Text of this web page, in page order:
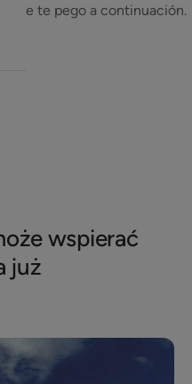
que te pego a continuación.
wspierać
już